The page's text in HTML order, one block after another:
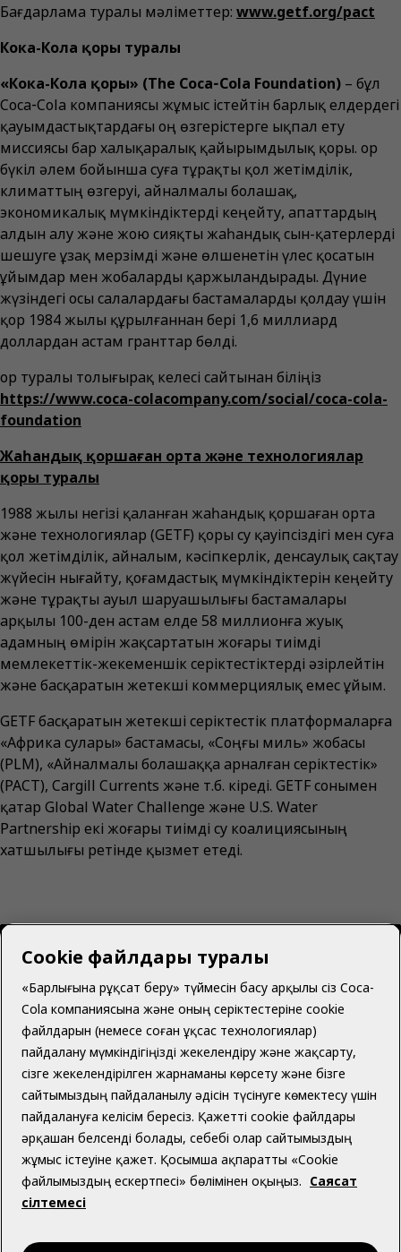
Бағдарлама туралы мәліметтер: www.getf.org/pact
Кока-Кола қоры туралы
«Кока-Кола қоры» (The Coca‑Cola Foundation) – бұл
Coca‑Cola компаниясы жұмыс істейтін барлық елдердегі
қауымдастықтардағы оң өзгерістерге ықпал ету
миссиясы бар халықаралық қайырымдылық қоры. Қор
бүкіл әлем бойынша суға тұрақты қол жетімділік,
климаттың өзгеруі, айналмалы болашақ,
экономикалық мүмкіндіктерді кеңейту, апаттардың
алдын алу және жою сияқты жаһандық сын-қатерлерді
шешуге ұзақ мерзімді және өлшенетін үлес қосатын
ұйымдар мен жобаларды қаржыландырады. Дүние
жүзіндегі осы салалардағы бастамаларды қолдау үшін
қор 1984 жылы құрылғаннан бері 1,6 миллиард
доллардан астам гранттар бөлді.
Қор туралы толығырақ келесі сайтынан біліңіз
https://www.coca-colacompany.com/social/coca-cola-
foundation
Жаһандық қоршаған орта және технологиялар
қоры туралы
1988 жылы негізі қаланған жаһандық қоршаған орта
және технологиялар (GETF) қоры су қауіпсіздігі мен суға
қол жетімділік, айналым, кәсіпкерлік, денсаулық сақтау
жүйесін нығайту, қоғамдастық мүмкіндіктерін кеңейту
және тұрақты ауыл шаруашылығы бастамалары
арқылы 100-ден астам елде 58 миллионға жуық
адамның өмірін жақсартатын жоғары тиімді
мемлекеттік-жекеменшік серіктестіктерді әзірлейтін
және басқаратын жетекші коммерциялық емес ұйым.
GETF басқаратын жетекші серіктестік платформаларға
«Африка сулары» бастамасы, «Соңғы миль» жобасы
(PLM), «Айналмалы болашаққа арналған серіктестік»
(PACT), Cargill Currents және т.б. кіреді. GETF сонымен
қатар Global Water Challenge және U.S. Water
Partnership екі жоғары тиімді су коалициясының
хатшылығы ретінде қызмет етеді.
Қазақстан | Қазақ
Біз туралы
Көмек қажет пе?
Cookie файлдары туралы
«Барлығына рұқсат беру» түймесін басу арқылы сіз Coca-
Cola компаниясына және оның серіктестеріне cookie
файлдарын (немесе соған ұқсас технологиялар)
пайдалану мүмкіндігіңізді жекелендіру және жақсарту,
сізге жекелендірілген жарнаманы көрсету және бізге
сайтымыздың пайдаланылу әдісін түсінуге көмектесу үшін
пайдалануға келісім бересіз. Қажетті cookie файлдары
әрқашан белсенді болады, себебі олар сайтымыздың
жұмыс істеуіне қажет. Қосымша ақпаратты «Cookie
файлымыздың ескертпесі» бөлімінен оқыңыз. Саясат
сілтемесі